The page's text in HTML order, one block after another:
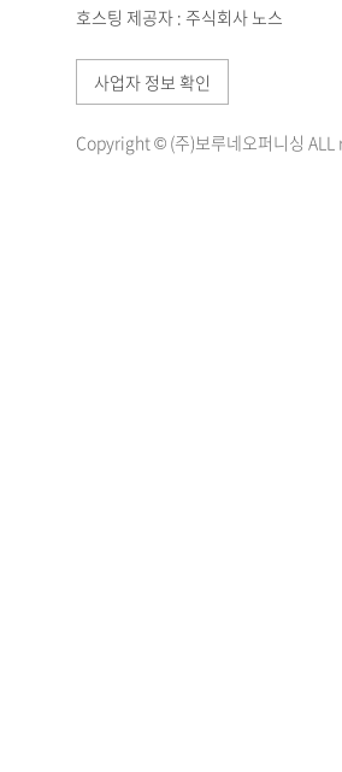
호스팅 제공자 : 주식회사 노스
사업자 정보 확인
Copyright © (주)보루네오퍼니싱